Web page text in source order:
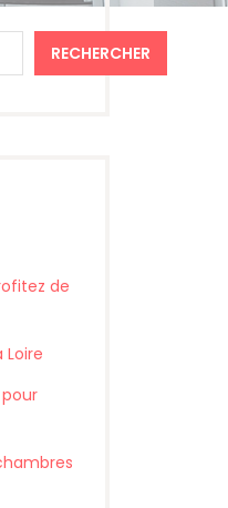
RECHERCHER
de
Loire